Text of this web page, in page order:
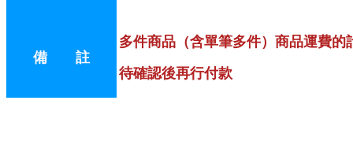
備 註
多件商品（含單筆多件）商品運費的
待確認後再行付款